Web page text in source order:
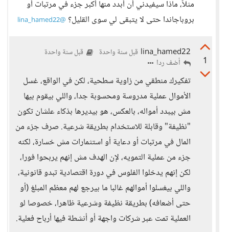
مثلاً، ماذا سيفيدني أن أبدد منها أكبر جزء في مرتبات أو
بروباجاندا حتى لا يتبقى لي سوى القليل؟ @lina_hamed22
1
lina_hamed22 قبل سنة واحدة قبل سنة واحدة
أضف ردا
تفكيرك منطقي من زاوية سطحية، لكن في الواقع، غسل
الأموال عملية مدروسة ومحسوبة جدا، واللي بيقوم بيها
مش بيبدد أمواله، بالعكس، هو بيديرها بذكاء علشان تكون
"نظيفة" وقابلة للاستخدام بطريقة شرعية. صرف جزء من
المال في مرتبات أو دعاية أو استثمارات مش خسارة، لكنه
جزء من عملية التمويه، لإن الهدف مش إنهم يربحوا فورا،
لكن إنهم يدخلوا الفلوس في دورة اقتصادية تبدو قانونية،
واللي بيغسلوا أموالهم غالبا ما بيرجع لهم معظم المبلغ (أو
حتى أضعافه) بطريقة نظيفة وشرعية ظاهرا، خصوصا لو
العملية تمت عبر شركات واجهة أو أنشطة فيها أرباح فعلية.